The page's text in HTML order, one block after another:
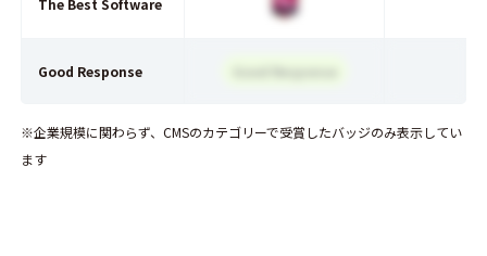
Good Response
※企業規模に関わらず、CMSのカテゴリーで受賞したバッジのみ表示してい
ます